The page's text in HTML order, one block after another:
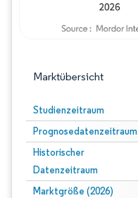
Marktübersicht
Studienzeitraum
Prognosedatenzeitraum
Historischer
Datenzeitraum
Marktgröße (2026)